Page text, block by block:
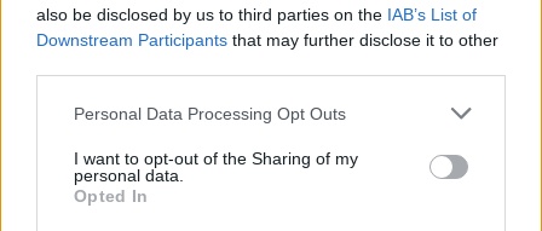
also be disclosed by us to third parties on the IAB’s List of
Downstream Participants that may further disclose it to other
Personal Data Processing Opt Outs
I want to opt-out of the Sharing of my
personal data.
Opted In
Lietuvos diena
00:00:57
Savaitės vidurys nusimato karštas: temperatūra kils iki
Žinios | Orai